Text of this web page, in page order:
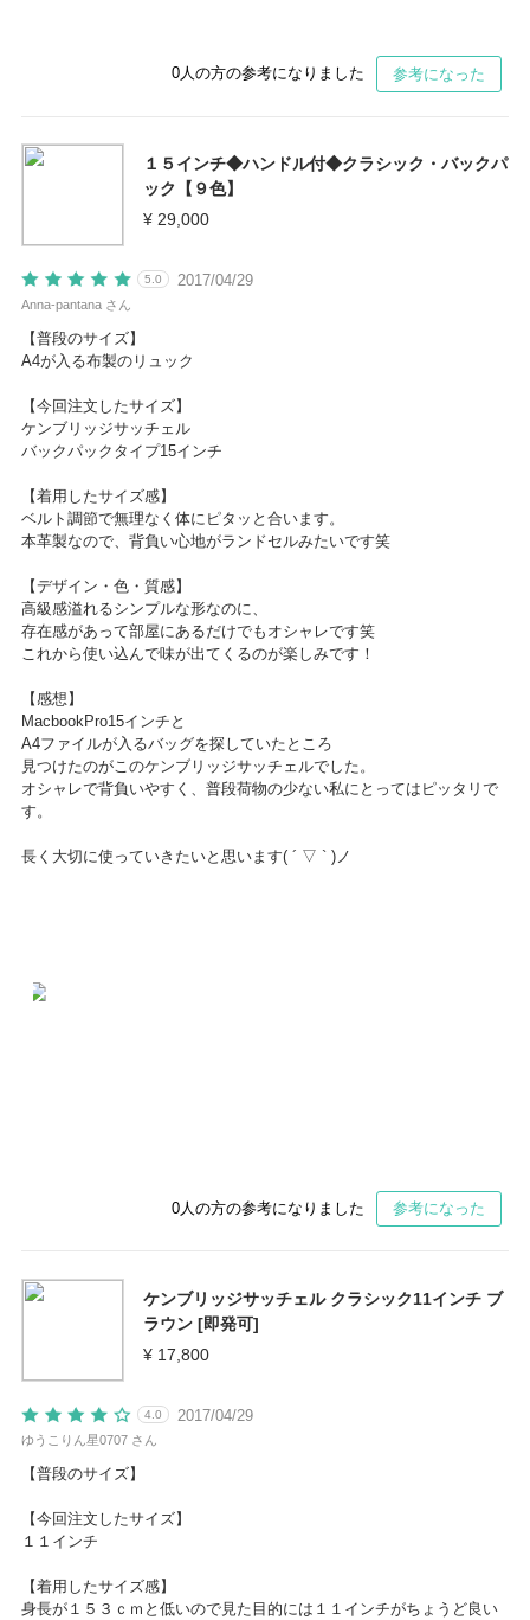
0人の方の参考になりました 参考になった
１５インチ◆ハンドル付◆クラシック・バックパ
ック【９色】
¥ 29,000
2017/04/29
5.0
Anna-pantana さん
【普段のサイズ】
A4が入る布製のリュック
【今回注文したサイズ】
ケンブリッジサッチェル
バックパックタイプ15インチ
【着用したサイズ感】
ベルト調節で無理なく体にピタッと合います。
本革製なので、背負い心地がランドセルみたいです笑
【デザイン・色・質感】
高級感溢れるシンプルな形なのに、
存在感があって部屋にあるだけでもオシャレです笑
これから使い込んで味が出てくるのが楽しみです！
【感想】
MacbookPro15インチと
A4ファイルが入るバッグを探していたところ
見つけたのがこのケンブリッジサッチェルでした。
オシャレで背負いやすく、普段荷物の少ない私にとってはピッタリで
す。
長く大切に使っていきたいと思います( ´ ▽ ` )ノ
0 人の方の参考になりました 参考になった
ケンブリッジサッチェル クラシック11インチ ブ
ラウン [即発可]
¥ 17,800
2017/04/29
4.0
ゆうこりん星0707 さん
【普段のサイズ】
【今回注文したサイズ】
１１インチ
【着用したサイズ感】
身長が１５３ｃｍと低いので見た目的には１１インチがちょうど良い